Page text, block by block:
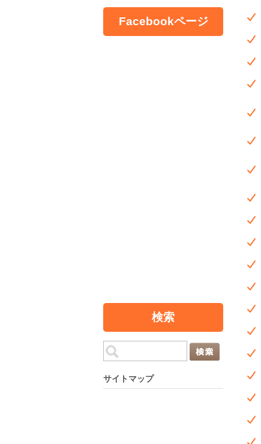
Facebookページ
検索
サイトマップ